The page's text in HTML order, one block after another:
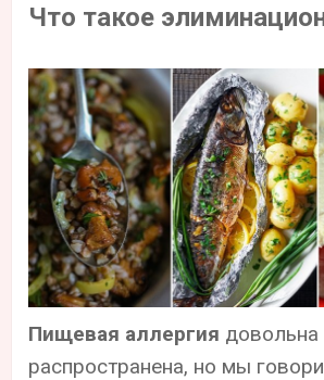
Что такое
Пищевая аллергия довольна
распространена, но мы